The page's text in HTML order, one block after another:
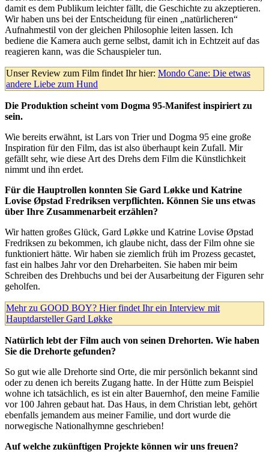
damit es dem Publikum leichter fällt, die Geschichte zu akzeptieren.
Wir haben uns bei der Entscheidung für einen „natürlicheren“
Aufnahmestil von der gleichen Philosophie leiten lassen. Ich
bediene die Kamera auch gerne selbst, damit ich in Echtzeit auf das
reagieren kann, was die Schauspieler tun.
Unser Review zum Film findet Ihr hier: Mondo Cane: Die etwas
andere Liebe zum Hund
Die Produktion scheint vom Dogma 95-Manifest inspiriert zu
sein.
Wie bereits erwähnt, ist Lars von Trier und Dogma 95 eine große
Inspiration für den Film, das ist also überhaupt kein Zufall. Mir
gefällt sehr, wie diese Art des Drehs dem Film die Künstlichkeit
nimmt und ihn erdet.
Für die Hauptrollen konnten Sie Gard Løkke und Katrine
Lovise Øpstad Fredriksen verpflichten. Können Sie uns etwas
über Ihre Zusammenarbeit erzählen?
Wir hatten großes Glück, Gard Løkke und Katrine Lovise Øpstad
Fredriksen zu bekommen, ich glaube nicht, dass der Film ohne sie
funktioniert hätte. Wir haben sie ziemlich früh im Prozess gecastet,
fast ein halbes Jahr vor den Dreharbeiten. Sie haben mir beim
Schreiben des Drehbuchs und bei der Ausarbeitung der Figuren sehr
geholfen.
Mehr zu GOOD BOY? Hier findet Ihr ein Interview mit
Hauptdarsteller Gard Løkke
Natürlich lebt der Film auch von seinen Drehorten. Wie haben
Sie die Drehorte gefunden?
So gut wie alle Drehorte sind Orte, die mir persönlich bekannt sind
oder zu denen ich bereits Zugang hatte. In der Hütte zum Beispiel
wohne ich tatsächlich, es ist ein alter Bauernhof, den meine Familie
vor 100 Jahren gebaut hat. Das Haus, in dem Christian lebt, gehört
ebenfalls jemandem aus meiner Familie, und dort wurde die
norwegische Nationalhymne geschrieben!
Auf welche zukünftigen Projekte können wir uns freuen?